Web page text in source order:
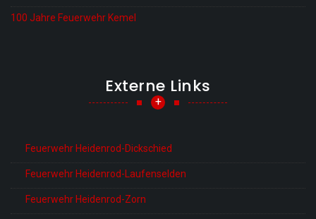
100 Jahre Feuerwehr Kemel
Externe Links
+
Feuerwehr Heidenrod-Dickschied
Feuerwehr Heidenrod-Laufenselden
Feuerwehr Heidenrod-Zorn